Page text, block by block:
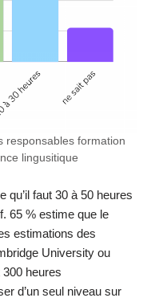
responsables formation
lingusitique
qu’il faut 30 à 50 heures
65 % estime que le
estimations des
University ou
heures
d’un seul niveau sur